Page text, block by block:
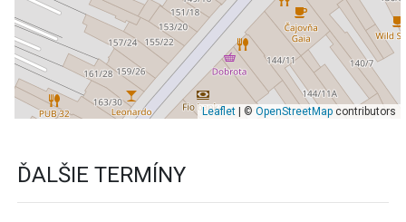
Leaflet| © OpenStreetMapcontributors
ĎALŠIE TERMÍNY